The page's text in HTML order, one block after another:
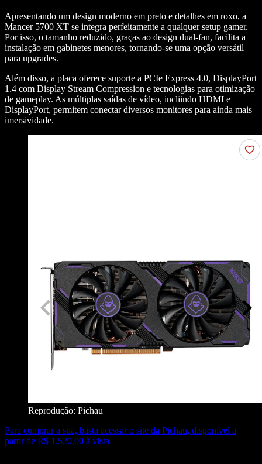
Apresentando um design moderno em preto e detalhes em roxo, a
Mancer 5700 XT se integra perfeitamente a qualquer setup gamer.
Por isso, o tamanho reduzido, graças ao design dual-fan, facilita a
instalação em gabinetes menores, tornando-se uma opção versátil
para upgrades.
Além disso, a placa oferece suporte a PCIe Express 4.0, DisplayPort
1.4 com Display Stream Compression e tecnologias para otimização
de gameplay. As múltiplas saídas de vídeo, incliindo HDMI e
DisplayPort, permitem conectar diversos monitores para ainda mais
imersividade.
Reprodução: Pichau
Para comprar a sua, basta acessar o site da Pichau, disponível a
partir de R$ 1.520,00 à vista